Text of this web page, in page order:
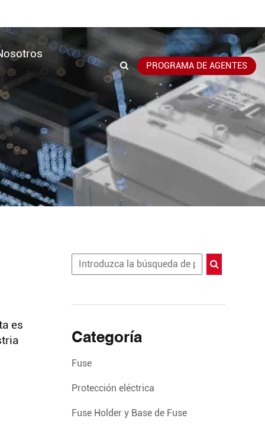
PROGRAMA DE AGENTES
es
Categoría
Fuse
Protección eléctrica
Fuse Holder y Base de Fuse